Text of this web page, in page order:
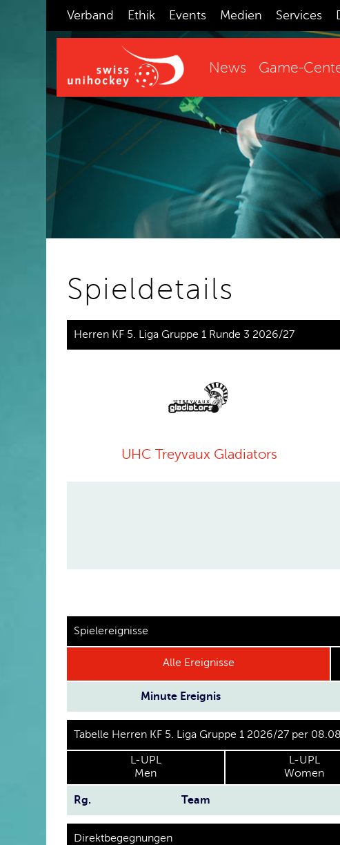
Verband Ethik Events Medien Services
News Game-
Spieldetails
Herren KF 5. Liga Gruppe 1 Runde 3 2026/27
UHC Treyvaux Gladiators
Spielereignisse
Alle Ereignisse
Minute Ereignis
Tabelle Herren KF 5. Liga Gruppe 1 2026/27 per
L-UPL
Men
L-UPL
Women
Rg. Team
Direktbegegnungen